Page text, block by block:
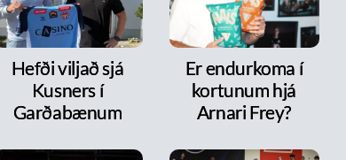
Hefði viljað sjá
Kusners í
Garðabænum
Er endurkoma í
kortunum hjá
Arnari Frey?